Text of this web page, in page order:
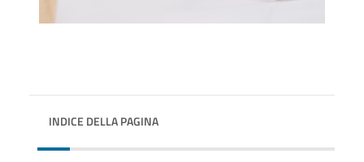
INDICE DELLA PAGINA